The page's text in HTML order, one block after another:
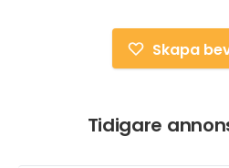
Skapa
Tidigare